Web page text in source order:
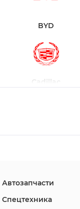
BYD
Cadillac
Автозапчасти
Спецтехника